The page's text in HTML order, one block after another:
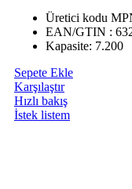
Üretici kodu
EAN/GTIN :
Kapasite: 7.200
Sepete Ekle
Karşılaştır
Hızlı bakış
İstek listem